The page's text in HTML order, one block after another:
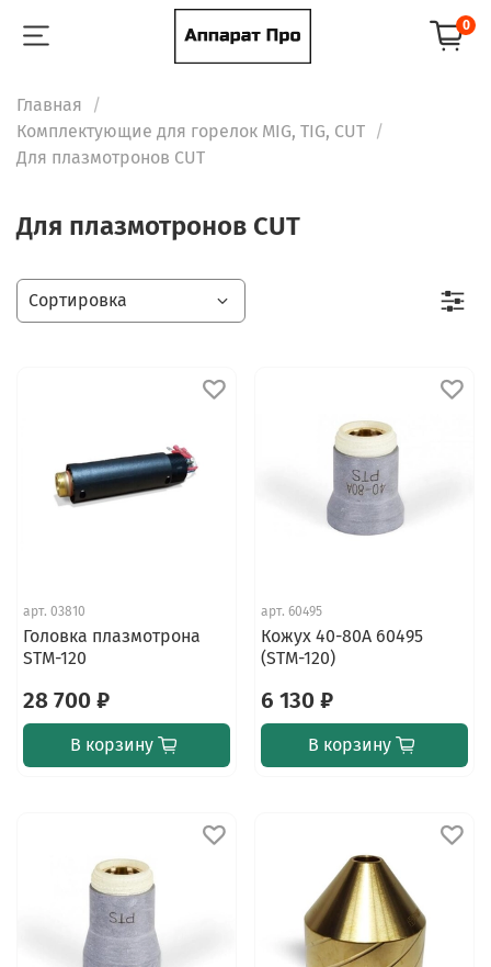
0
Главная
Комплектующие для горелок MIG, TIG, CUT
Для плазмотронов CUT
Для плазмотронов CUT
арт. 03810
Головка плазмотрона
STM-120
28 700 ₽
В корзину
арт. 60495
Кожух 40-80А 60495
(STM-120)
6 130 ₽
В корзину